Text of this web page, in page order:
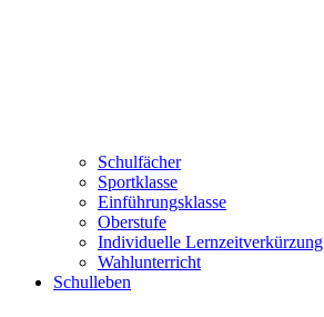
Schulfächer
Sportklasse
Einführungsklasse
Oberstufe
Individuelle Lernzeitverkürzung
Wahlunterricht
Schulleben